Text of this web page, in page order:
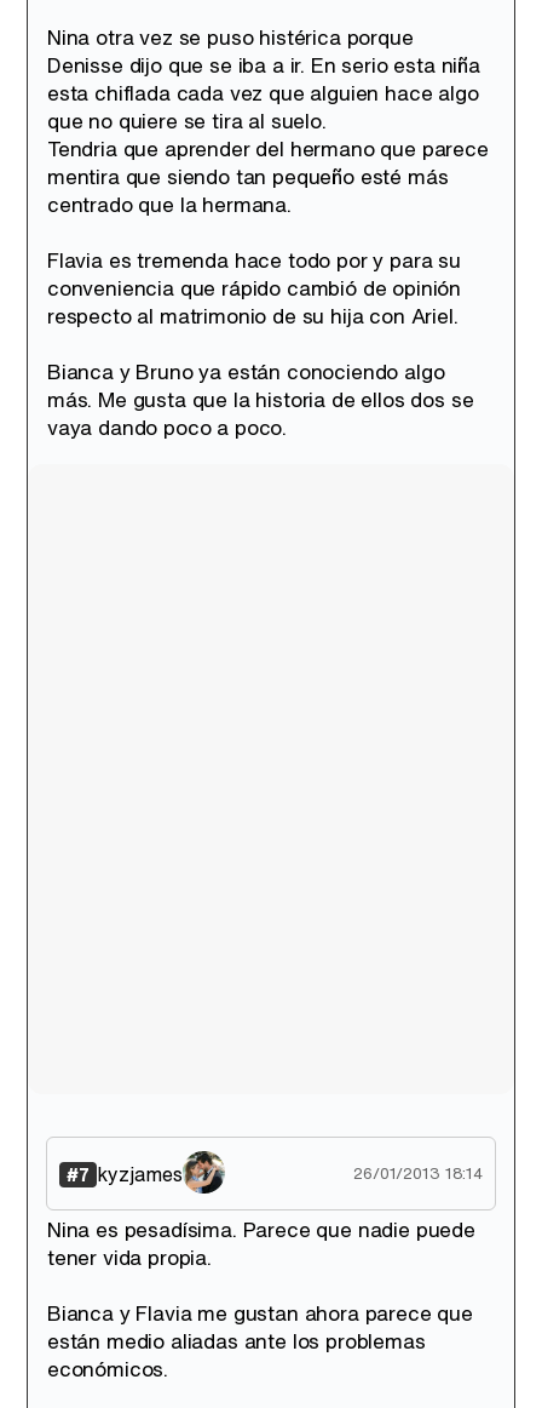
Nina otra vez se puso histérica porque
Denisse dijo que se iba a ir. En serio esta niña
esta chiflada cada vez que alguien hace algo
que no quiere se tira al suelo.
Tendria que aprender del hermano que parece
mentira que siendo tan pequeño esté más
centrado que la hermana.
Flavia es tremenda hace todo por y para su
conveniencia que rápido cambió de opinión
respecto al matrimonio de su hija con Ariel.
Bianca y Bruno ya están conociendo algo
más. Me gusta que la historia de ellos dos se
vaya dando poco a poco.
#7 kyzjames 26/01/2013 18:14
Nina es pesadísima. Parece que nadie puede
tener vida propia.
Bianca y Flavia me gustan ahora parece que
están medio aliadas ante los problemas
económicos.